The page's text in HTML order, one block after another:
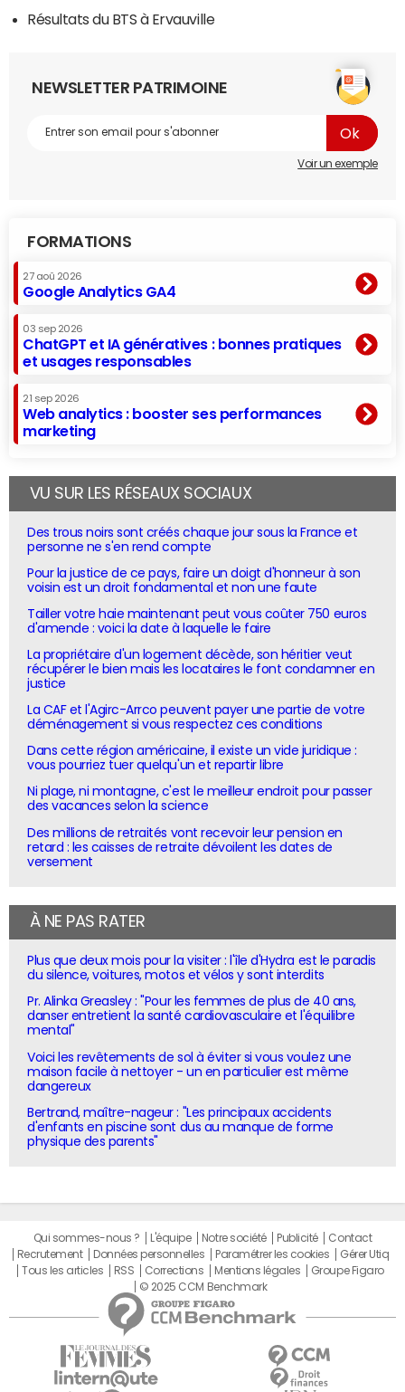
Résultats du BTS à Ervauville
NEWSLETTER PATRIMOINE
Voir un exemple
FORMATIONS
27 aoû 2026
Google Analytics GA4
03 sep 2026
ChatGPT et IA génératives : bonnes pratiques
et usages responsables
21 sep 2026
Web analytics : booster ses performances
marketing
VU SUR LES RÉSEAUX SOCIAUX
Des trous noirs sont créés chaque jour sous la France et
personne ne s'en rend compte
Pour la justice de ce pays, faire un doigt d'honneur à son
voisin est un droit fondamental et non une faute
Tailler votre haie maintenant peut vous coûter 750 euros
d'amende : voici la date à laquelle le faire
La propriétaire d'un logement décède, son héritier veut
récupérer le bien mais les locataires le font condamner en
justice
La CAF et l'Agirc-Arrco peuvent payer une partie de votre
déménagement si vous respectez ces conditions
Dans cette région américaine, il existe un vide juridique :
vous pourriez tuer quelqu'un et repartir libre
Ni plage, ni montagne, c'est le meilleur endroit pour passer
des vacances selon la science
Des millions de retraités vont recevoir leur pension en
retard : les caisses de retraite dévoilent les dates de
versement
À NE PAS RATER
Plus que deux mois pour la visiter : l'île d'Hydra est le paradis
du silence, voitures, motos et vélos y sont interdits
Pr. Alinka Greasley : "Pour les femmes de plus de 40 ans,
danser entretient la santé cardiovasculaire et l'équilibre
mental"
Voici les revêtements de sol à éviter si vous voulez une
maison facile à nettoyer - un en particulier est même
dangereux
Bertrand, maître-nageur : "Les principaux accidents
d'enfants en piscine sont dus au manque de forme
physique des parents"
Qui sommes-nous ? L'équipe Notre société Publicité
Contact
Recrutement
Données personnelles Paramétrer les cookies
Gérer Utiq
Tous les articles
RSS Corrections Mentions légales
Groupe Figaro
© 2025 CCM Benchmark